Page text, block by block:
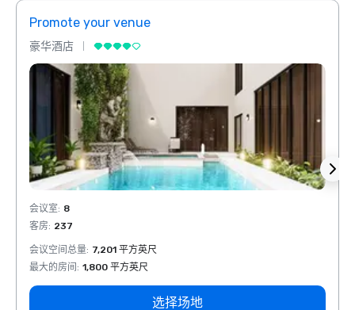
Promote your venue
豪华酒店
会议室: 8
客房: 237
会议空间总量: 7,201 平方英尺
最大的房间 : 1,800 平方英尺
选择场地